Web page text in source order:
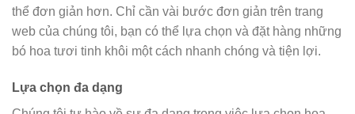
thể đơn giản hơn. Chỉ cần vài bước đơn giản trên trang
web của chúng tôi, bạn có thể lựa chọn và đặt hàng những
bó hoa tươi tinh khôi một cách nhanh chóng và tiện lợi.
Lựa chọn đa dạng